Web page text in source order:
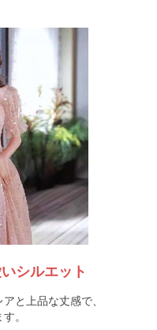
シルエット
と上品な丈感で、
。